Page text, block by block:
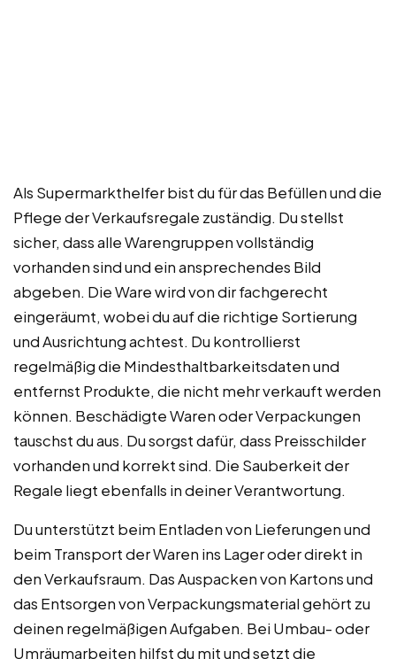
Als Supermarkthelfer bist du für das Befüllen und die
Pflege der Verkaufsregale zuständig. Du stellst
sicher, dass alle Warengruppen vollständig
vorhanden sind und ein ansprechendes Bild
abgeben. Die Ware wird von dir fachgerecht
eingeräumt, wobei du auf die richtige Sortierung
und Ausrichtung achtest. Du kontrollierst
regelmäßig die Mindesthaltbarkeitsdaten und
entfernst Produkte, die nicht mehr verkauft werden
können. Beschädigte Waren oder Verpackungen
tauschst du aus. Du sorgst dafür, dass Preisschilder
vorhanden und korrekt sind. Die Sauberkeit der
Regale liegt ebenfalls in deiner Verantwortung.
Du unterstützt beim Entladen von Lieferungen und
beim Transport der Waren ins Lager oder direkt in
den Verkaufsraum. Das Auspacken von Kartons und
das Entsorgen von Verpackungsmaterial gehört zu
deinen regelmäßigen Aufgaben. Bei Umbau- oder
Umräumarbeiten hilfst du mit und setzt die